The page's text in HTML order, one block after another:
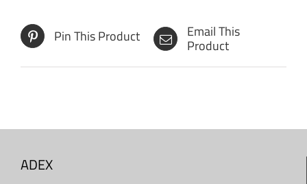
Pin This Product Email This
Product
ADEX